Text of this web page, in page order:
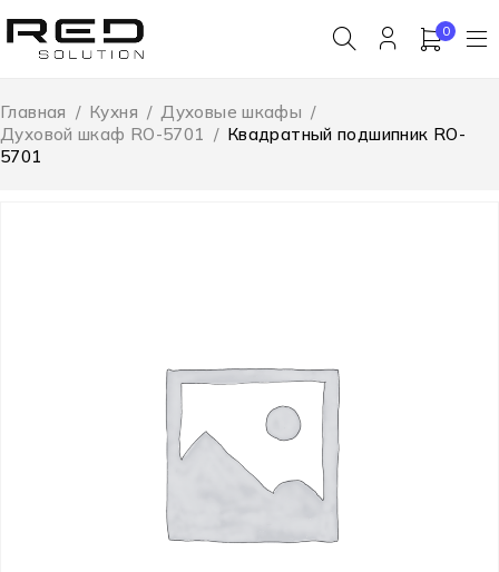
0
Главная / Кухня / Духовые шкафы /
Духовой шкаф RO-5701 / Квадратный подшипник RO-
5701